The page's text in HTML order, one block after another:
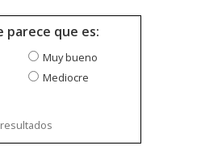
parece que es:
Muy bueno
Mediocre